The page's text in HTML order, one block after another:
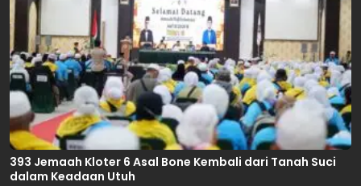
393 Jemaah Kloter 6 Asal Bone Kembali dari Tanah Suci
dalam Keadaan Utuh